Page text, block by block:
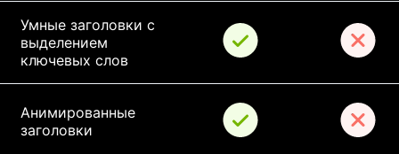
Умные заголовки с
выделением
ключевых слов
Анимированные
заголовки